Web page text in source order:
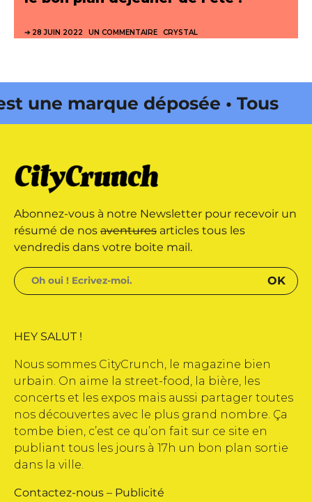
28 JUIN 2022 UN COMMENTAIRE CRYSTAL
une marque déposée • Tous
est une marque
droits réservés • Magazine
Onda Web •
Abonnez-vous à notre Newsletter pour recevoir un
résumé de nos aventures articles tous les
vendredis dans votre boite mail.
HEY SALUT !
Nous sommes CityCrunch, le magazine bien
urbain. On aime la street-food, la bière, les
concerts et les expos mais aussi partager toutes
nos découvertes avec le plus grand nombre. Ça
tombe bien, c’est ce qu’on fait sur ce site en
publiant tous les jours à 17h un bon plan sortie
dans la ville.
Contactez-nous – Publicité